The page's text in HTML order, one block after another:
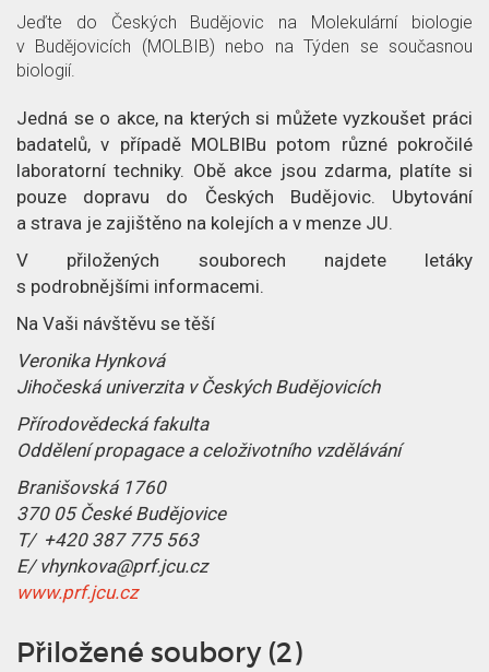
p
ě
t
l
á
n
e
k
c
e
o
č
l
Jeďte do Českých Budějovic na Molekulární biologie
v Budějovicích (MOLBIB) nebo na Týden se současnou
biologií.
Jedná se o akce, na kterých si můžete vyzkoušet práci
badatelů, v případě MOLBIBu potom různé pokročilé
laboratorní techniky. Obě akce jsou zdarma, platíte si
pouze dopravu do Českých Budějovic. Ubytování
a strava je zajištěno na kolejích a v menze JU.
V přiložených souborech najdete letáky
s podrobnějšími informacemi.
Na Vaši návštěvu se těší
Veronika Hynková
Jihočeská univerzita v Českých Budějovicích
Přírodovědecká fakulta
Oddělení propagace a celoživotního vzdělávání
Branišovská 1760
370 05 České Budějovice
T/ +420 387 775 563
E/ vhynkova@prf.jcu.cz
www.prf.jcu.cz
Přiložené soubory (2)